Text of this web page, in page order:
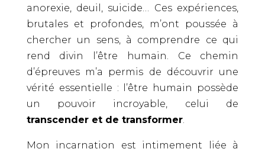
anorexie, deuil, suicide… Ces expériences,
brutales et profondes, m’ont poussée à
chercher un sens, à comprendre ce qui
rend divin l’être humain. Ce chemin
d’épreuves m’a permis de découvrir une
vérité essentielle : l’être humain possède
un pouvoir incroyable, celui de
transcender et de transformer.
Mon incarnation est intimement liée à